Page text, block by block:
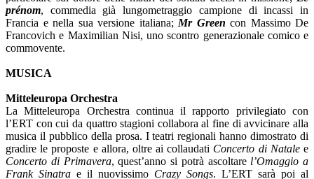
prénom, commedia già lungometraggio campione di incassi in
Francia e nella sua versione italiana; Mr Green con Massimo De
Francovich e Maximilian Nisi, uno scontro generazionale comico e
commovente.
MUSICA
Mitteleuropa Orchestra
La Mitteleuropa Orchestra continua il rapporto privilegiato con
l’ERT con cui da quattro stagioni collabora al fine di avvicinare alla
musica il pubblico della prosa. I teatri regionali hanno dimostrato di
gradire le proposte e allora, oltre ai collaudati Concerto di Natalee
Concerto di Primavera, quest’anno si potrà ascoltarel’Omaggio a
Frank Sinatra e il nuovissimo Crazy Songs. L’ERT sarà poi al